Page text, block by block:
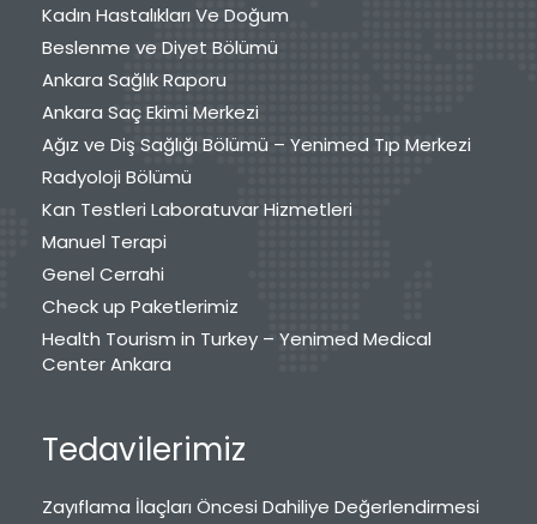
Kadın Hastalıkları Ve Doğum
Beslenme ve Diyet Bölümü
Ankara Sağlık Raporu
Ankara Saç Ekimi Merkezi
Ağız ve Diş Sağlığı Bölümü – Yenimed Tıp Merkezi
Radyoloji Bölümü
Kan Testleri Laboratuvar Hizmetleri
Manuel Terapi
Genel Cerrahi
Check up Paketlerimiz
Health Tourism in Turkey – Yenimed Medical
Center Ankara
Tedavilerimiz
Zayıflama İlaçları Öncesi Dahiliye Değerlendirmesi